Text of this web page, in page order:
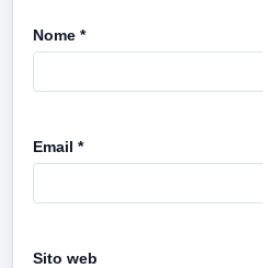
Nome *
Email *
Sito web